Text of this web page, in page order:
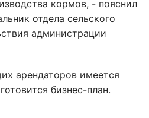
кормов, - пояснил
отдела сельского
администрации
арендаторов имеется
бизнес-план.